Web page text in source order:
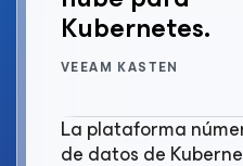
Kubernetes.
VEEAM KASTEN
La plataforma
de datos de